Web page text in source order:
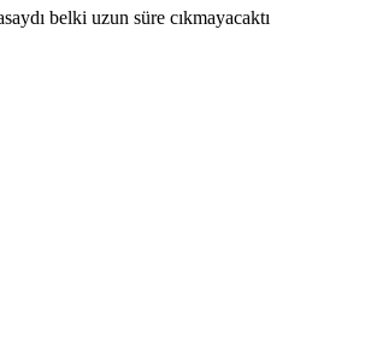
belki uzun süre cıkmayacaktı